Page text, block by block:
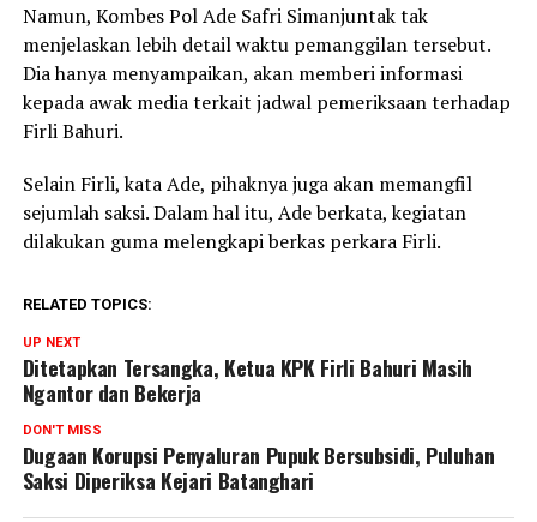
Namun, Kombes Pol Ade Safri Simanjuntak tak
menjelaskan lebih detail waktu pemanggilan tersebut.
Dia hanya menyampaikan, akan memberi informasi
kepada awak media terkait jadwal pemeriksaan terhadap
Firli Bahuri.
Selain Firli, kata Ade, pihaknya juga akan memangfil
sejumlah saksi. Dalam hal itu, Ade berkata, kegiatan
dilakukan guma melengkapi berkas perkara Firli.
RELATED TOPICS:
UP NEXT
Ditetapkan Tersangka, Ketua KPK Firli Bahuri Masih
Ngantor dan Bekerja
DON'T MISS
Dugaan Korupsi Penyaluran Pupuk Bersubsidi, Puluhan
Saksi Diperiksa Kejari Batanghari